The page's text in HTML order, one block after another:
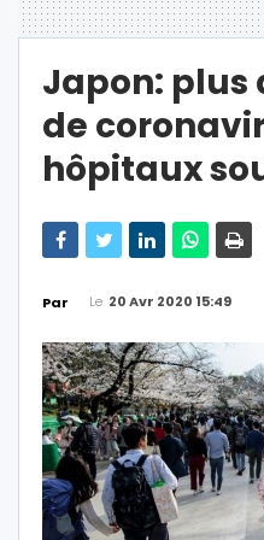
Japon: plus
de
hôpitaux
Par Le 20 Avr 2020 15:49